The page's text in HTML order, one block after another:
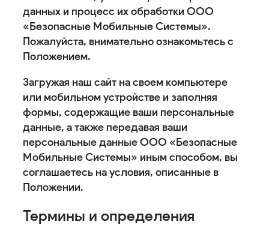
данных и процесс их обработки ООО
«Безопасные Мобильные Системы».
Пожалуйста, внимательно ознакомьтесь с
Положением.
Загружая наш сайт на своем компьютере
или мобильном устройстве и заполняя
формы, содержащие ваши персональные
данные, а также передавая ваши
персональные данные ООО «Безопасные
Мобильные Системы» иным способом, вы
соглашаетесь на условия, описанные в
Положении.
Термины и определения